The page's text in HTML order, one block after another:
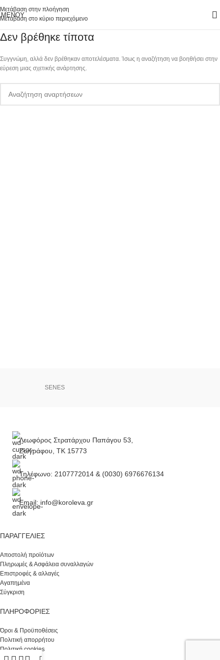
Μετάβαση στην πλοήγηση
Μετάβαση στο κύριο περιεχόμενο
ΜΕΝΟΎ
Δεν βρέθηκε τίποτα
Συγγνώμη, αλλά δεν βρέθηκαν αποτελέσματα. Ίσως η αναζήτηση να βοηθήσει στην
εύρεση μιας σχετικής ανάρτησης.
SENES
Λεωφόρος Στρατάρχου Παπάγου 53,
Ζωγράφου, ΤΚ 15773
Τηλέφωνο: 2107772014 & (0030) 6976676134
Email: info@koroleva.gr
ΠΑΡΑΓΓΕΛΊΕΣ
Αποστολή προϊότων
Πληρωμές & Ασφάλεια συναλλαγών
Επιστροφές & αλλαγές
Αγαπημένα
Σύγκριση
ΠΛΗΡΟΦΟΡΙΕΣ
Όροι & Προϋποθέσεις
Πολιτική απορρήτου
Πολιτική cookies
Σχετικά με εμάς